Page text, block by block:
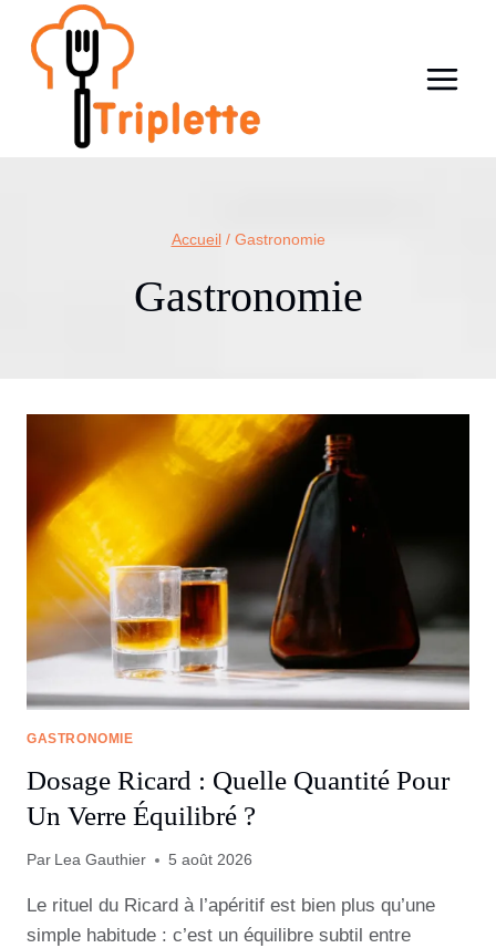
contenu
Accueil / Gastronomie
Gastronomie
GASTRONOMIE
Dosage Ricard : Quelle Quantité Pour
Un Verre Équilibré ?
Par Lea Gauthier 5 août 2026
Le rituel du Ricard à l’apéritif est bien plus qu’une
simple habitude : c’est un équilibre subtil entre